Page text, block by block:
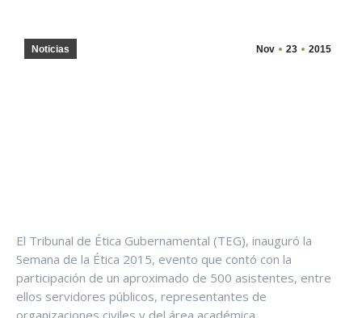
Nov 23 2015
Noticias
El Tribunal de Ética Gubernamental (TEG), inauguró la
Semana de la Ética 2015, evento que contó con la
participación de un aproximado de 500 asistentes, entre
ellos servidores públicos, representantes de
organizaciones civiles y del área académica.